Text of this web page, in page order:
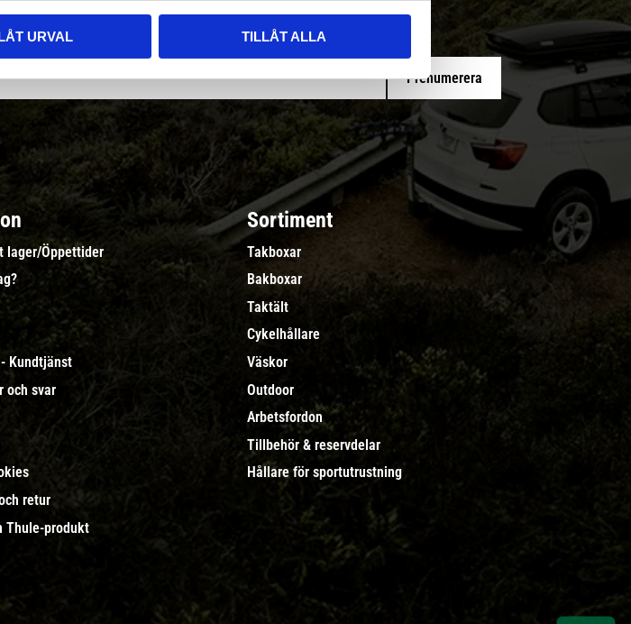
URVAL TILLÅT ALLA
Prenumerera
lager/Öppettider
Kundtjänst
och svar
retur
Thule-produkt
Sortiment
Takboxar
Bakboxar
Taktält
Cykelhållare
Väskor
Outdoor
Arbetsfordon
Tillbehör & reservdelar
Hållare för sportutrustning